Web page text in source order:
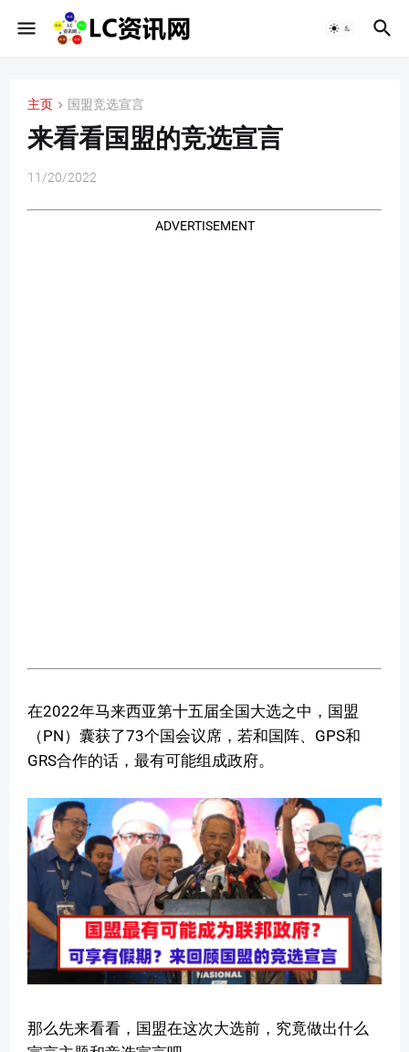
主页 国盟竞选宣言
来看看国盟的竞选宣言
11/20/2022
ADVERTISEMENT
在2022年马来西亚第十五届全国大选之中，国盟
（PN）囊获了73个国会议席，若和国阵、GPS和
GRS合作的话，最有可能组成政府。
那么先来看看，国盟在这次大选前，究竟做出什么